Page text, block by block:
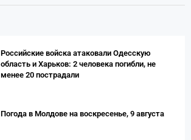
Российские войска атаковали Одесскую
область и Харьков: 2 человека погибли, не
менее 20 пострадали
Погода в Молдове на воскресенье, 9 августа